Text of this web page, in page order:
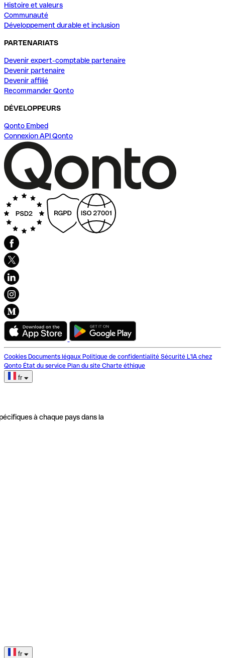
Histoire et valeurs
Communauté
Développement durable et inclusion
PARTENARIATS
Devenir expert-comptable partenaire
Devenir partenaire
Devenir affilié
Recommander Qonto
DÉVELOPPEURS
Qonto Embed
Connexion API Qonto
Cookies Documents légaux Politique de confidentialité Sécurité L'IA chez
Qonto État du service Plan du site Charte éthique
fr
à chaque pays dans la
fr